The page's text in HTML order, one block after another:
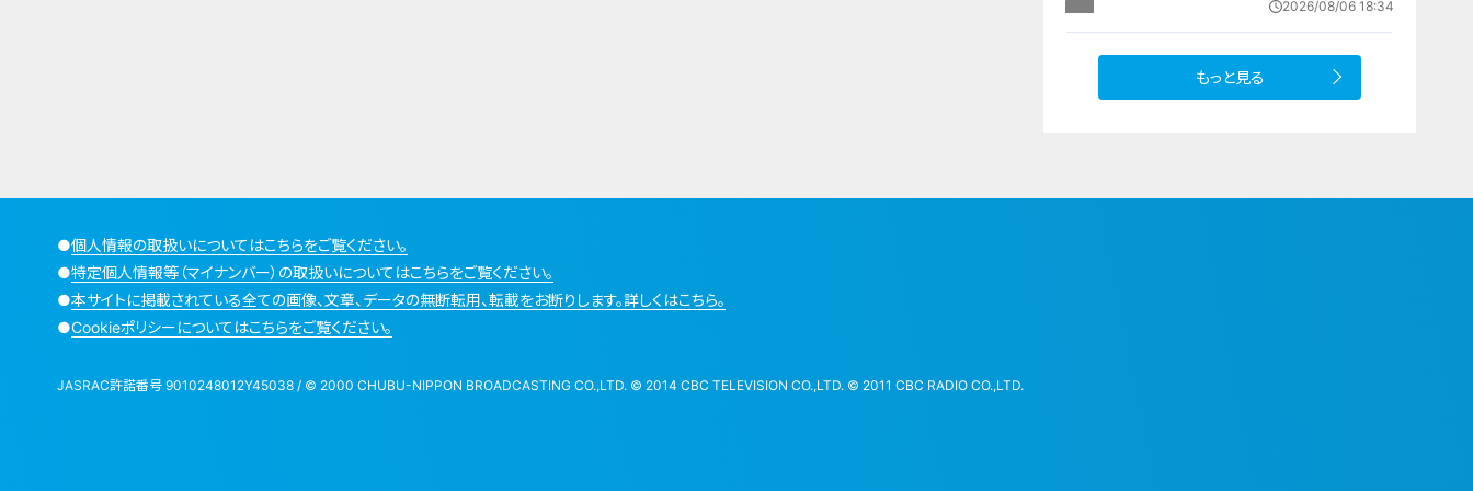
2026/08/06 18:34
もっと見る
●個人情報の取扱いについてはこちらをご覧ください。
●特定個人情報等（マイナンバー）の取扱いについてはこちらをご覧ください。
●本サイトに掲載されている全ての画像、文章、データの無断転用、転載をお断りします。詳しくはこちら。
●Cookieポリシーについてはこちらをご覧ください。
JASRAC許諾番号 9010248012Y45038 / © 2000 CHUBU-NIPPON BROADCASTING CO.,LTD. © 2014 CBC TELEVISION CO.,LTD. © 2011 CBC RADIO CO.,LTD.